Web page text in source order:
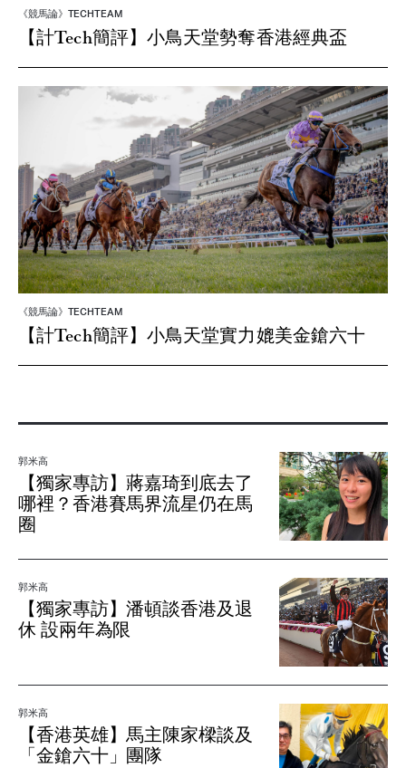
《競馬論》TECHTEAM
【計Tech簡評】小鳥天堂勢奪香港經典盃
《競馬論》TECHTEAM
【計Tech簡評】小鳥天堂實力媲美金鎗六十
郭米高
【獨家專訪】蔣嘉琦到底去了
哪裡？香港賽馬界流星仍在馬
圈
郭米高
【獨家專訪】潘頓談香港及退
休 設兩年為限
郭米高
【香港英雄】馬主陳家樑談及
「金鎗六十」團隊